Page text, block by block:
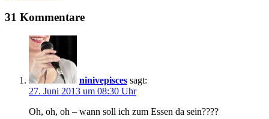
31 Kommentare
ninivepisces sagt:
27. Juni 2013 um 08:30 Uhr
Oh, oh, oh – wann soll ich zum Essen da sein????